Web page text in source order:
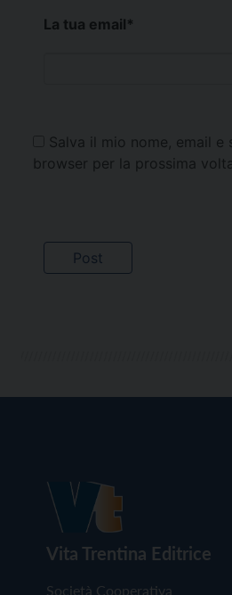
La tua email*
Salva il mio nome, email e
browser per la prossima
Vita Trentina Editrice
Società Cooperativa